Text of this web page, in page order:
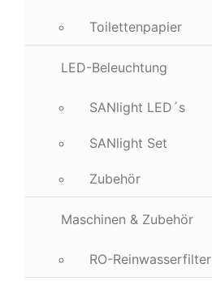
Toilettenpapier
LED-Beleuchtung
SANlight LED´s
SANlight Set
Zubehör
Maschinen & Zubehör
RO-Reinwasserfilter